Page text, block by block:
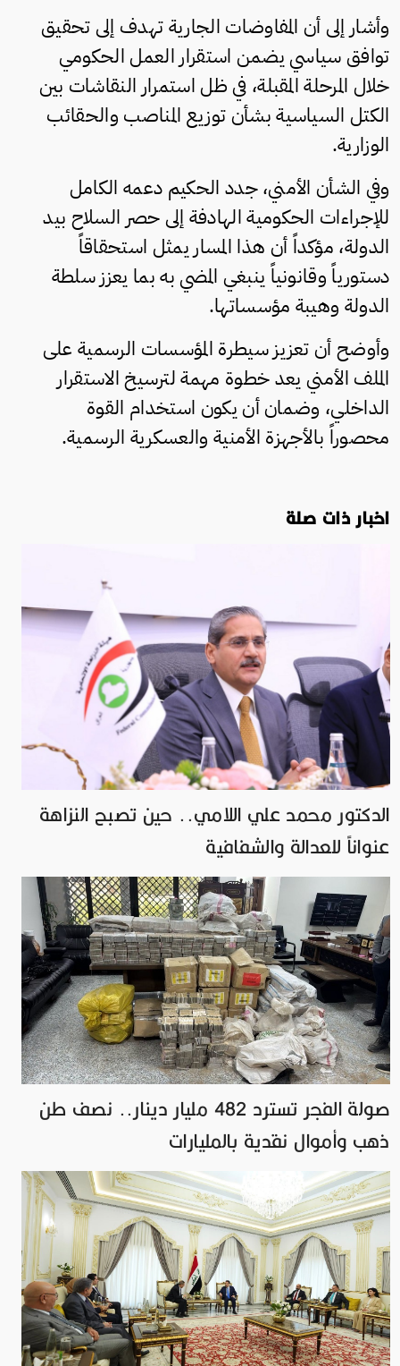
وأشار إلى أن المفاوضات الجارية تهدف إلى تحقيق
توافق سياسي يضمن استقرار العمل الحكومي
خلال المرحلة المقبلة، في ظل استمرار النقاشات بين
الكتل السياسية بشأن توزيع المناصب والحقائب
الوزارية.
وفي الشأن الأمني، جدد الحكيم دعمه الكامل
للإجراءات الحكومية الهادفة إلى حصر السلاح بيد
الدولة، مؤكداً أن هذا المسار يمثل استحقاقاً
دستورياً وقانونياً ينبغي المضي به بما يعزز سلطة
الدولة وهيبة مؤسساتها.
وأوضح أن تعزيز سيطرة المؤسسات الرسمية على
الملف الأمني يعد خطوة مهمة لترسيخ الاستقرار
الداخلي، وضمان أن يكون استخدام القوة
محصوراً بالأجهزة الأمنية والعسكرية الرسمية.
اخبار ذات صلة
الدكتور محمد علي اللامي.. حين تصبح النزاهة
عنواناً للعدالة والشفافية
صولة الفجر تسترد 482 مليار دينار.. نصف طن
ذهب وأموال نقدية بالمليارات